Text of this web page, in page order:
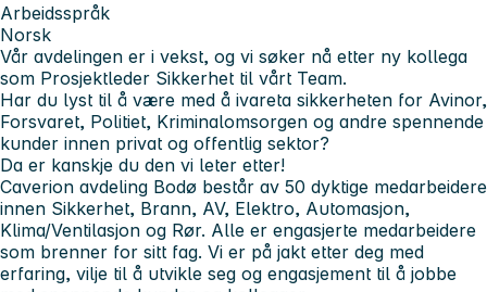
Arbeidsspråk
Norsk
Vår avdelingen er i vekst, og vi søker nå etter ny kollega
som Prosjektleder Sikkerhet til vårt Team.
Har du lyst til å være med å ivareta sikkerheten for Avinor,
Forsvaret, Politiet, Kriminalomsorgen og andre spennende
kunder innen privat og offentlig sektor?
Da er kanskje du den vi leter etter!
Caverion avdeling Bodø består av 50 dyktige medarbeidere
innen Sikkerhet, Brann, AV, Elektro, Automasjon,
Klima/Ventilasjon og Rør. Alle er engasjerte medarbeidere
som brenner for sitt fag. Vi er på jakt etter deg med
erfaring, vilje til å utvikle seg og engasjement til å jobbe